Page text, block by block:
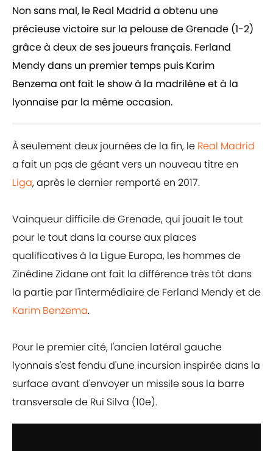
Non sans mal, le Real Madrid a obtenu une
précieuse victoire sur la pelouse de Grenade (1-2)
grâce à deux de ses joueurs français. Ferland
Mendy dans un premier temps puis Karim
Benzema ont fait le show à la madrilène et à la
lyonnaise par la même occasion.
À seulement deux journées de la fin, le Real Madrid
a fait un pas de géant vers un nouveau titre en
Liga, après le dernier remporté en 2017.
Vainqueur difficile de Grenade, qui jouait le tout
pour le tout dans la course aux places
qualificatives à la Ligue Europa, les hommes de
Zinédine Zidane ont fait la différence très tôt dans
la partie par l'intermédiaire de Ferland Mendy et de
Karim Benzema.
Pour le premier cité, l'ancien latéral gauche
lyonnais s'est fendu d'une incursion inspirée dans la
surface avant d'envoyer un missile sous la barre
transversale de Rui Silva (10e).